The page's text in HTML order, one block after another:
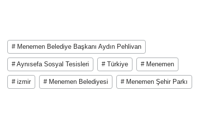
# Menemen Belediye Başkanı Aydın Pehlivan
# Aynısefa Sosyal Tesisleri # Türkiye # Menemen
# izmir # Menemen Belediyesi # Menemen Şehir Parkı